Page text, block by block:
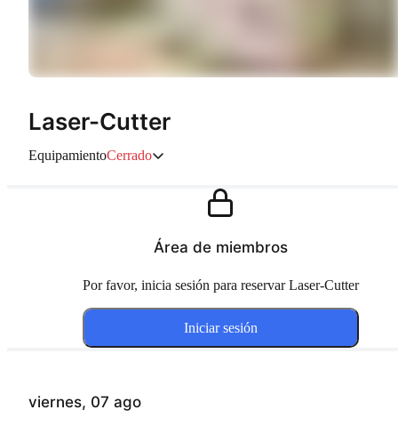
Laser-Cutter
EquipamientoCerrado
viernes, 07 ago
Área de miembros
Por favor, inicia sesión para reservar Laser-Cutter
Iniciar sesión